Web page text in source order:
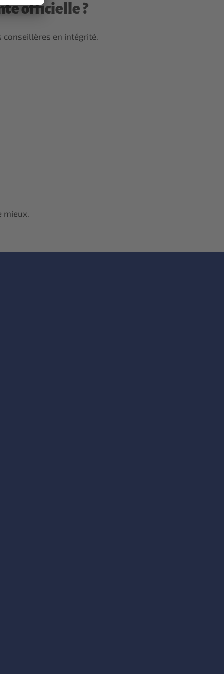
officielle ?
conseillères en intégrité.
mieux.